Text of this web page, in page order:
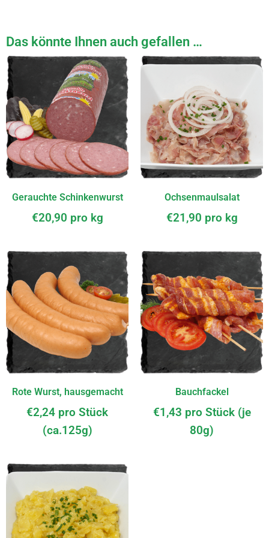
Das könnte Ihnen auch gefallen …
Gerauchte Schinkenwurst
€20,90 pro kg
Ochsenmaulsalat
€21,90 pro kg
Rote Wurst, hausgemacht
€2,24 pro Stück
(ca.125g)
Bauchfackel
€1,43 pro Stück (je
80g)